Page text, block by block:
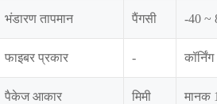
भंडारण तापमान पैंगसी -40 ~
फाइबर प्रकार -
पैकेज आकार मिमी मानक